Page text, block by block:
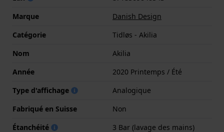
Marque
Danish Design
Catégorie
Tidløs - Akilia
Nom
Akilia
Année
2020 Printemps / Été
Type d'affichage
Analogique
Fabriqué en Suisse
Non
Étanchéité
3 Bar (lavage des mains)